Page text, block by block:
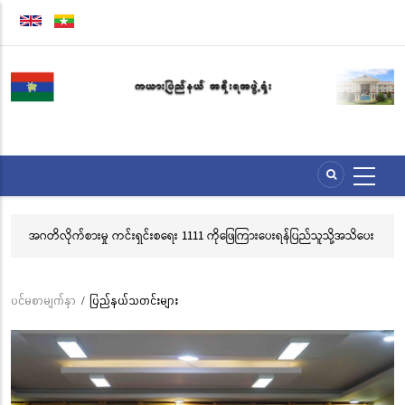
အဓိက
အကြောင်းအရာ
သွား
မည်
လိုက်စားမှု ကင်းရှင်းစရေး 1111 ကိုဖြေကြားပေးရန်ပြည်သူသို့အသိပေး
လွိုင်ကော်မ
Breadcrumb
ပင်မစာမျက်နှာ / ပြည်နယ်သတင်းများ